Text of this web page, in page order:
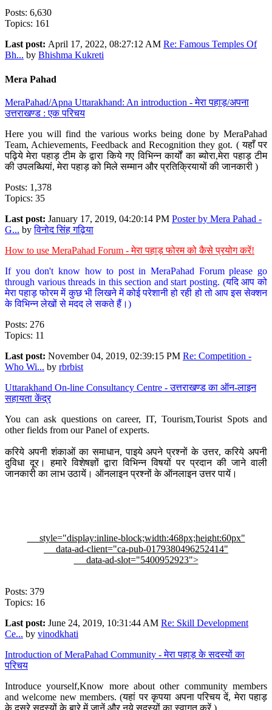
Posts: 6,630
Topics: 161
Last post: April 17, 2022, 08:27:12 AM Re: Famous Temples Of
Bh... by Bhishma Kukreti
Mera Pahad
MeraPahad/Apna Uttarakhand: An introduction - मेरा पहाड़/अपना
उत्तराखण्ड : एक परिचय
Here you will find the various works being done by MeraPahad
Team, Achievements, Feedback and Recognition they got. ( यहाँ पर
पढ़िये मेरा पहाड़ टीम के द्वारा किये गए विभिन्न कार्यों का ब्योरा,मेरा पहाड़ टीम
की उपलब्धियां, मेरा पहाड़ को मिले सम्मान और प्रतिक्रियायों की जानकारी )
Posts: 1,378
Topics: 35
Last post: January 17, 2019, 04:20:14 PM Poster by Mera Pahad -
G... byविनोद सिंह गढ़िया
How to use MeraPahad Forum - मेरा पहाड़ फोरम को कैसे प्रयोग करें!
If you don't know how to post in MeraPahad Forum please go
through various threads in this section and start posting. (यदि आप को
मेरा पहाड़ फोरम में कुछ भी लिखने में कोई परेशानी हो रही हो तो आप इस सेक्शन
के विभिन्न लेखों से मदद ले सकते हैं।)
Posts: 276
Topics: 11
Last post: November 04, 2019, 02:39:15 PM Re: Competition -
Who Wi... by rbrbist
Uttarakhand On-line Consultancy Centre - उत्तराखण्ड का ऑन-लाइन
सहायता केंद्र
You can ask questions on career, IT, Tourism,Tourist Spots and
other fields from our Panel of experts.
करिये अपनी शंकाओं का समाधान, पाइये अपने प्रश्नों के उत्तर, करिये अपनी
दुविधा दूर। हमारे विशेषज्ञों द्वारा विभिन्न विषयों पर प्रदान की जाने वाली
जानकारी का लाभ उठायें। ऑनलाइन प्रश्नों के ऑनलाइन उत्तर पायें।
style="display:inline-block;width:468px;height:60px"
data-ad-client="ca-pub-0179380496252414"
data-ad-slot="5400952923">
Posts: 379
Topics: 16
Last post: June 24, 2019, 10:31:44 AM Re: Skill Development
Ce... by vinodkhati
Introduction of MeraPahad Community - मेरा पहाड़ के सदस्यों का
परिचय
Introduce yourself,Know more about other community members
and welcome new members. (यहां पर कृपया अपना परिचय दें, मेरा पहाड़
के दूसरे सदस्यों के बारे में जानें और नये सदस्यों का स्वागत करें )